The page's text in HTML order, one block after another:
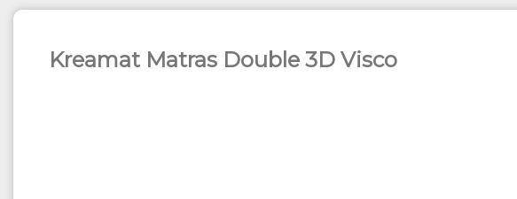
Kreamat Matras Double 3D Visco